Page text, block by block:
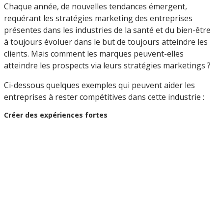
Chaque année, de nouvelles tendances émergent,
requérant les stratégies marketing des entreprises
présentes dans les industries de la santé et du bien-être
à toujours évoluer dans le but de toujours atteindre les
clients. Mais comment les marques peuvent-elles
atteindre les prospects via leurs stratégies marketings ?
Ci-dessous quelques exemples qui peuvent aider les
entreprises à rester compétitives dans cette industrie :
Créer des expériences fortes